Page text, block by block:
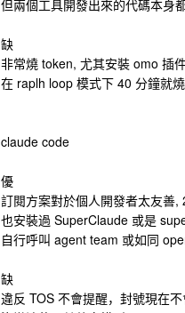
但兩個工具開發出來的代碼本身
缺
非常燒 token, 尤其安裝 omo 插
在 raplh loop 模式下 40 分鐘就
claude code
優
訂閱方案對於個人開發者太友善
也安裝過 SuperClaude 或是
自行呼叫 agent team 或如同
缺
違反 TOS 不會提醒，封號現在